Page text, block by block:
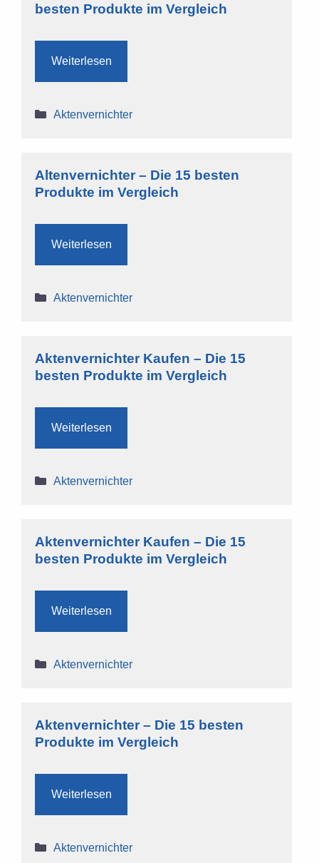
besten Produkte im Vergleich
Weiterlesen
Kategorien
Aktenvernichter
Altenvernichter – Die 15 besten
Produkte im Vergleich
Weiterlesen
Kategorien
Aktenvernichter
Aktenvernichter Kaufen – Die 15
besten Produkte im Vergleich
Weiterlesen
Kategorien
Aktenvernichter
Aktenvernichter Kaufen – Die 15
besten Produkte im Vergleich
Weiterlesen
Kategorien
Aktenvernichter
Aktenvernichter – Die 15 besten
Produkte im Vergleich
Weiterlesen
Kategorien
Aktenvernichter